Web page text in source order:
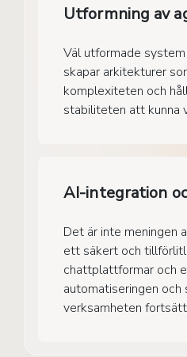
Utformning av
Väl utformade
skapar arkitekturer
komplexiteten och
stabiliteten att kunna
AI-integration
Det är inte meningen
ett säkert och
chattplattformar och
automatiseringen
verksamheten